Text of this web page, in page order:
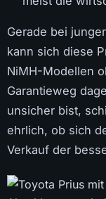
Gerade bei
kann sich diese
NiMH-Modellen
Garantieweg
unsicher bist,
ehrlich, ob sich
Verkauf der